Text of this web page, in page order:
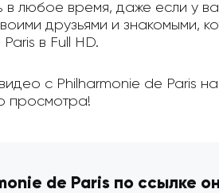
в любое время, даже если у
друзьями и знакомыми,
в Full HD.
с Philharmonie de Paris
просмотра!
de Paris по ссылке